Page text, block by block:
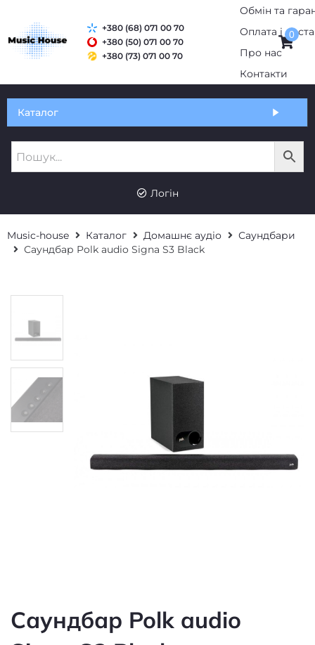
Обмін та гарантія
Про нас
+380 (50) 071 00 70
+380 (73) 071 00 70
0
RU
Логін
Music-house Каталог Домашнє аудіо
Саундбари
Саундбар Polk audio Signa S3 Black
Signa S3 Black